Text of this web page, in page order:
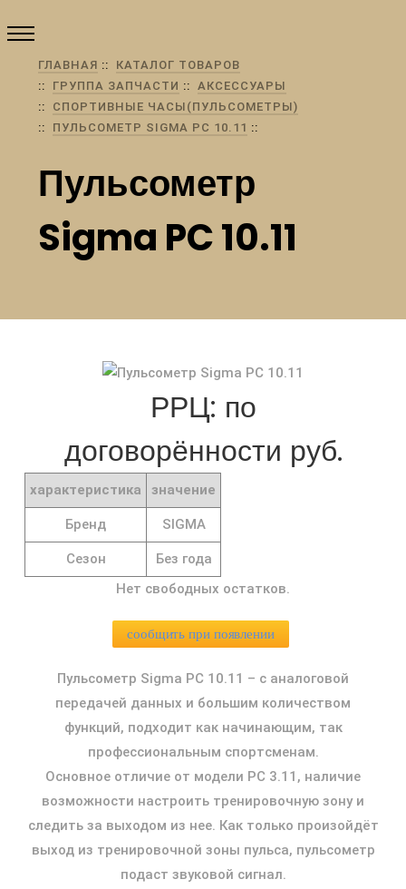
ГЛАВНАЯ
КАТАЛОГ ТОВАРОВ
ГРУППА ЗАПЧАСТИ
АКСЕССУАРЫ
СПОРТИВНЫЕ ЧАСЫ(ПУЛЬСОМЕТРЫ)
ПУЛЬСОМЕТР SIGMA PC 10.11
Пульсометр
Sigma PC 10.11
РРЦ: по
договорённости руб.
характеристика значение
Бренд SIGMA
Сезон
Без года
Нет свободных остатков.
сообщить при появлении
Пульсометр Sigma PC 10.11 – с аналоговой
передачей данных и большим количеством
функций, подходит как начинающим, так
профессиональным спортсменам.
Основное отличие от модели PC 3.11, наличие
возможности настроить тренировочную зону и
следить за выходом из нее. Как только произойдёт
выход из тренировочной зоны пульса, пульсометр
подаст звуковой сигнал.